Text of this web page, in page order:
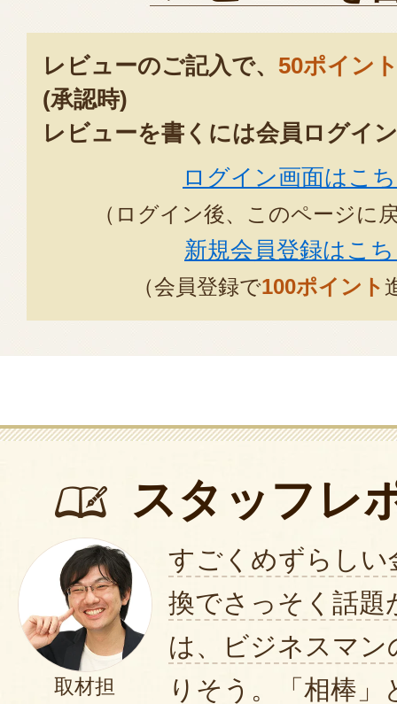
2021年02月17日
レビューのご記入で、 50ポイン
(承認時)
レビューを書くには会員ログイ
ログイン画面はこ
（ログイン後、このページに
新規会員登録はこ
（会員登録で100ポイント
スタッフレ
取材担
すごくめずらしい
換でさっそく話題
は、ビジネスマ
りそう。「相棒」